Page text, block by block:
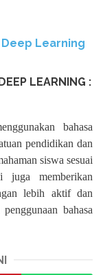
Deep Learning
LEARNING :
bahasa
pendidikan dan
siswa sesuai
juga memberikan
lebih aktif dan
bahasa